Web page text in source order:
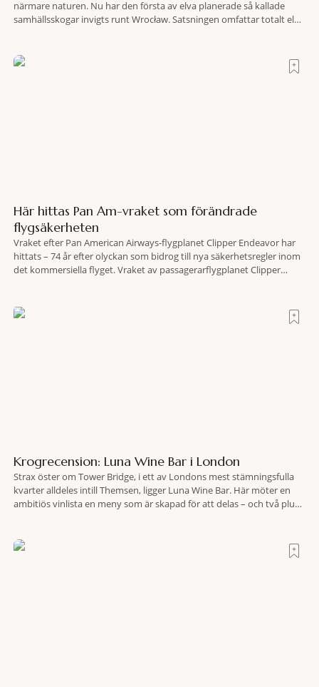
närmare naturen. Nu har den första av elva planerade så kallade
samhällsskogar invigts runt Wrocław. Satsningen omfattar totalt elva
fler människor ska kunna promenera, motionera
Här hittas Pan Am-vraket som förändrade
flygsäkerheten
Vraket efter Pan American Airways-flygplanet Clipper Endeavor har
hittats – 74 år efter olyckan som bidrog till nya säkerhetsregler inom
det kommersiella flyget. Vraket av passagerarflygplanet Clipper
lokaliserades den 2 juni i år med hjälp
Krogrecension: Luna Wine Bar i London
Strax öster om Tower Bridge, i ett av Londons mest stämningsfulla
kvarter alldeles intill Themsen, ligger Luna Wine Bar. Här möter en
ambitiös vinlista en meny som är skapad för att delas – och två plus